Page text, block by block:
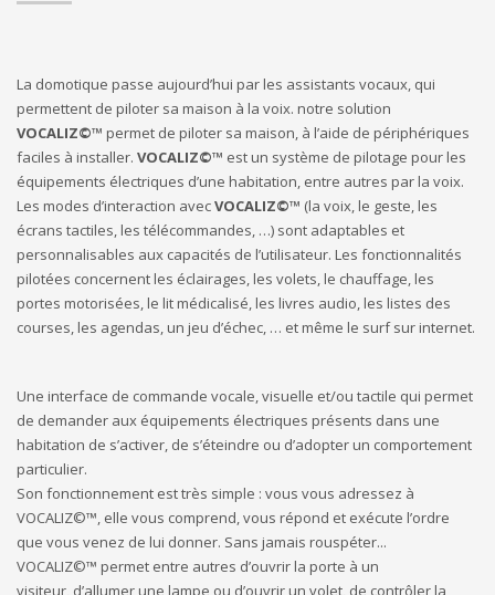
La domotique passe aujourd’hui par les assistants vocaux, qui
permettent de piloter sa maison à la voix. notre solution
VOCALIZ©™ permet de piloter sa maison, à l’aide de périphériques
faciles à installer. VOCALIZ©™ est un système de pilotage pour les
équipements électriques d’une habitation, entre autres par la voix.
Les modes d’interaction avecVOCALIZ©™ (la voix, le geste, les
écrans tactiles, les télécommandes, …) sont adaptables et
personnalisables aux capacités de l’utilisateur. Les fonctionnalités
pilotées concernent les éclairages, les volets, le chauffage, les
portes motorisées, le lit médicalisé, les livres audio, les listes des
courses, les agendas, un jeu d’échec, … et même le surf sur internet.
Une interface de commande vocale, visuelle et/ou tactile qui permet
de demander aux équipements électriques présents dans une
habitation de s’activer, de s’éteindre ou d’adopter un comportement
particulier.
Son fonctionnement est très simple : vous vous adressez à
VOCALIZ©™, elle vous comprend, vous répond et exécute l’ordre
que vous venez de lui donner. Sans jamais rouspéter...
VOCALIZ©™ permet entre autres d’ouvrir la porte à un